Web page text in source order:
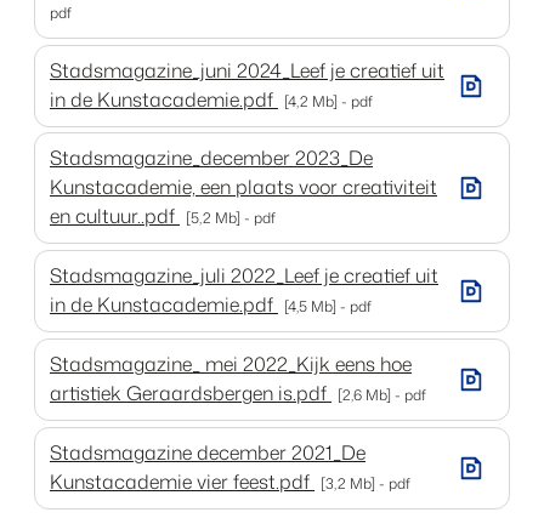
pdf
Stadsmagazine_juni 2024_Leef je creatief uit
in de Kunstacademie.pdf
4,2 Mb pdf
Stadsmagazine_december 2023_De
Kunstacademie, een plaats voor creativiteit
en cultuur..pdf
5,2 Mb pdf
Stadsmagazine_juli 2022_Leef je creatief uit
in de Kunstacademie.pdf
4,5 Mb pdf
Stadsmagazine_ mei 2022_Kijk eens hoe
artistiek Geraardsbergen is.pdf
2,6 Mb pdf
Stadsmagazine december 2021_De
Kunstacademie vier feest.pdf
3,2 Mb pdf